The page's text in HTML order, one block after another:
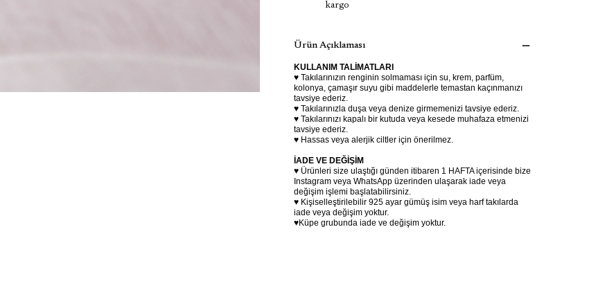
kargo
Ürün Açıklaması
KULLANIM TALİMATLARI
♥ Takılarınızın renginin solmaması için su, krem, parfüm,
kolonya, çamaşır suyu gibi maddelerle temastan kaçınmanızı
tavsiye ederiz.
♥ Takılarınızla duşa veya denize girmemenizi tavsiye ederiz.
♥ Takılarınızı kapalı bir kutuda veya kesede muhafaza etmenizi
tavsiye ederiz.
♥ Hassas veya alerjik ciltler için önerilmez.
İADE VE DEĞİŞİM
♥ Ürünleri size ulaştığı günden itibaren 1 HAFTA içerisinde bize
Instagram veya WhatsApp üzerinden ulaşarak iade veya
değişim işlemi başlatabilirsiniz.
♥ Kişiselleştirilebilir 925 ayar gümüş isim veya harf takılarda
iade veya değişim yoktur.
♥Küpe grubunda iade ve değişim yoktur.